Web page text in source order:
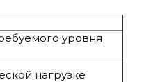
уровня
нагрузке